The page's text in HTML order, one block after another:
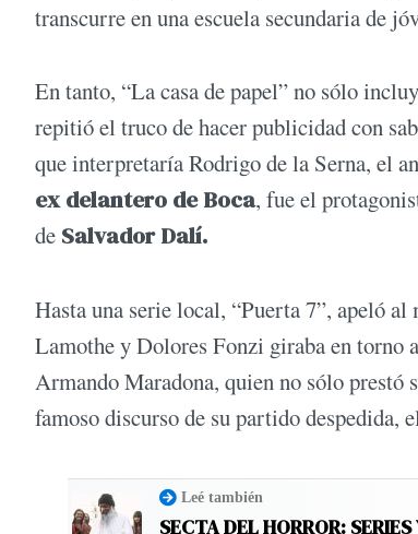
transcurre en una escuela secundaria de
En tanto, “La casa de papel” no sólo
repitió el truco de hacer publicidad con
que interpretaría Rodrigo de la Serna, el
ex delantero de Boca, fue el
de Salvador Dalí.
Hasta una serie local, “Puerta 7”, apeló
Lamothe y Dolores Fonzi giraba en torno
Armando Maradona, quien no sólo prestó
famoso discurso de su partido despedida,
Leé también
SECTA DEL HORROR: